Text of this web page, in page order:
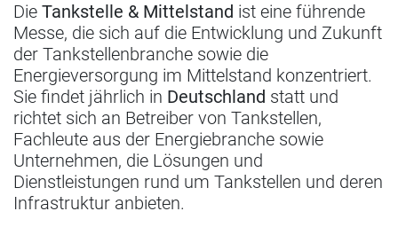
Die Tankstelle & Mittelstand ist eine führende
Messe, die sich auf die Entwicklung und Zukunft
der Tankstellenbranche sowie die
Energieversorgung im Mittelstand konzentriert.
Sie findet jährlich in Deutschland statt und
richtet sich an Betreiber von Tankstellen,
Fachleute aus der Energiebranche sowie
Unternehmen, die Lösungen und
Dienstleistungen rund um Tankstellen und deren
Infrastruktur anbieten.